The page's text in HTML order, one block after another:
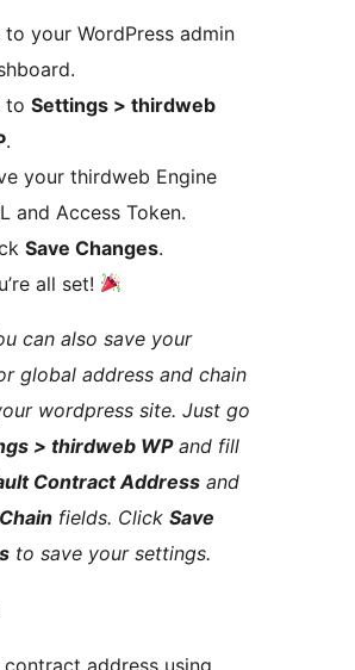
to your WordPress admin
to Settings > thirdweb
.
your thirdweb Engine
and Access Token.
Save Changes.
all set!
can also save your
global address and chain
wordpress site. Just go
> thirdweb WPand fill
Contract Address and
fields. Click Save
to save your settings.
contract address using